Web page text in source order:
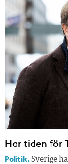
Har tiden för
Politik.Sverige